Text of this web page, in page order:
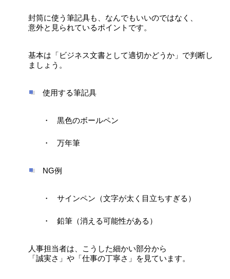
封筒に使う筆記具も、なんでもいいのではなく、
意外と見られているポイントです。
基本は「ビジネス文書として適切かどうか」で判断し
ましょう。
使用する筆記具
黒色のボールペン
万年筆
NG例
サインペン（文字が太く目立ちすぎる）
鉛筆（消える可能性がある）
人事担当者は、こうした細かい部分から
「誠実さ」や「仕事の丁寧さ」を見ています。